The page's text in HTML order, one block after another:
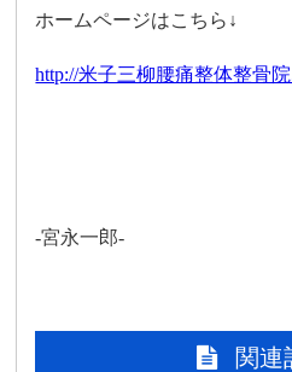
ホームページはこちら↓
http://米子三柳腰痛整体整骨
-宮永一郎-
関連